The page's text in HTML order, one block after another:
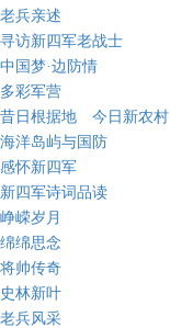
老兵亲述
寻访新四军老战士
中国梦·边防情
多彩军营
昔日根据地 今日新农村
海洋岛屿与国防
感怀新四军
新四军诗词品读
峥嵘岁月
绵绵思念
将帅传奇
史林新叶
老兵风采